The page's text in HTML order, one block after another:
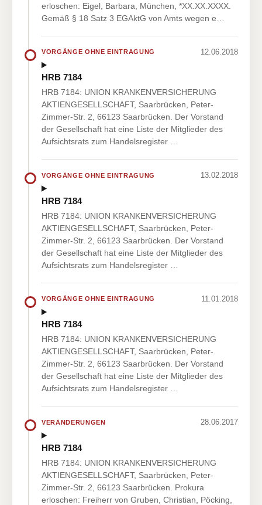
erloschen: Eigel, Barbara, München, *XX.XX.XXXX.
Gemäß § 18 Satz 3 EGAktG von Amts wegen e…
VORGÄNGE OHNE EINTRAGUNG 12.06.2018
HRB 7184
HRB 7184: UNION KRANKENVERSICHERUNG
AKTIENGESELLSCHAFT, Saarbrücken, Peter-
Zimmer-Str. 2, 66123 Saarbrücken. Der Vorstand
der Gesellschaft hat eine Liste der Mitglieder des
Aufsichtsrats zum Handelsregister …
VORGÄNGE OHNE EINTRAGUNG 13.02.2018
HRB 7184
HRB 7184: UNION KRANKENVERSICHERUNG
AKTIENGESELLSCHAFT, Saarbrücken, Peter-
Zimmer-Str. 2, 66123 Saarbrücken. Der Vorstand
der Gesellschaft hat eine Liste der Mitglieder des
Aufsichtsrats zum Handelsregister …
VORGÄNGE OHNE EINTRAGUNG 11.01.2018
HRB 7184
HRB 7184: UNION KRANKENVERSICHERUNG
AKTIENGESELLSCHAFT, Saarbrücken, Peter-
Zimmer-Str. 2, 66123 Saarbrücken. Der Vorstand
der Gesellschaft hat eine Liste der Mitglieder des
Aufsichtsrats zum Handelsregister …
VERÄNDERUNGEN 28.06.2017
HRB 7184
HRB 7184: UNION KRANKENVERSICHERUNG
AKTIENGESELLSCHAFT, Saarbrücken, Peter-
Zimmer-Str. 2, 66123 Saarbrücken. Prokura
erloschen: Freiherr von Gruben, Christian, Pöcking,